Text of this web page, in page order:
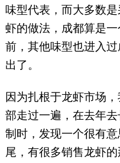
味型代表，而大多数
虾的做法，成都算是
前，其他味型也进入
出了。
因为扎根于龙虾市场
部走过一遍，在去年
制时，发现一个很有
尾，有很多销售龙虾